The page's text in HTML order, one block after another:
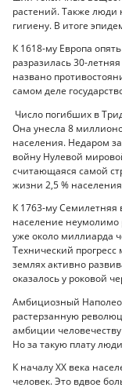
растений. Также люди
гигиену. В итоге
К 1618-му Европа
разразилась 30-
названо
самом деле
Число погибших в
Она унесла 8
населения. Недаром
войну Нулевой
считающаяся самой
жизни 2,5 %
К 1763-му
население неумолимо
уже около миллиарда
Технический
землях активно
оказалось у роковой
Амбициозный
растерзанную
амбиции
Но за такую плату
К началу ХХ века
человек. Это вдвое